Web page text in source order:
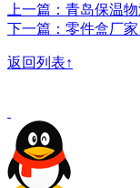
上一篇：青岛保温
下一篇：零件盒厂
返回列表↑